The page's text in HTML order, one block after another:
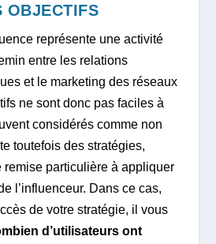
OBJECTIFS
représente une activité
entre les relations
et le marketing des réseaux
ne sont donc pas faciles à
considérés comme non
toutefois des stratégies,
remise particulière à appliquer
l’influenceur. Dans ce cas,
de votre stratégie, il vous
d’utilisateurs ont